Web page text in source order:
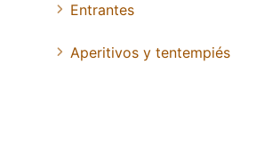
Entrantes
Aperitivos y tentempiés